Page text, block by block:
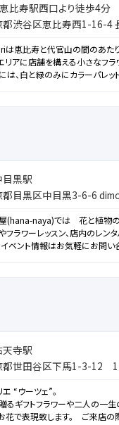
恵比寿駅西口より徒歩4分
都渋谷区恵比寿西1-16-4
恵比寿と代官山の間のあたり
リアに店舗を構える小さなフラ
は、白と緑のみにカラーパレッ
目黒駅
都目黒区中目黒3-6-6
(hana-naya)では 花と植物の
やフラワーレッスン、店内のレ
イベント情報はお気軽にお問い
天寺駅
都世田谷区下馬1-3-12
“ウーツェ”。
るギフトフラワーや二人の一
花で表現致します。 ご来店の